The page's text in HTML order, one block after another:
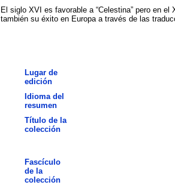
El siglo XVI es favorable a “Celestina” pero en
también su éxito en Europa a través de las
Lugar de
edición
Idioma del
resumen
Título de la
colección
Fascículo
de la
colección